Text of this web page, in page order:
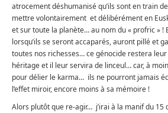
atrocement déshumanisé qu’ils sont en train
mettre volontairement et délibérément en
et sur toute la planète… au nom du « profric » !
lorsqu’ils se seront accaparés, auront pillé et
toutes nos richesses… ce génocide restera leur
héritage et il leur servira de linceul… car, à
pour délier le karma… ils ne pourront jamais
l’effet miroir, encore moins à sa mémoire !
Alors plutôt que re-agir… j’irai à la manif du 15